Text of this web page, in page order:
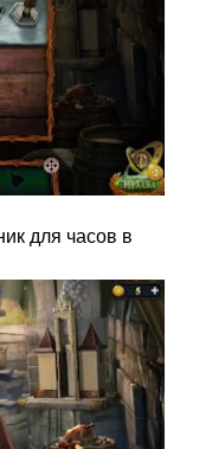
для часов в